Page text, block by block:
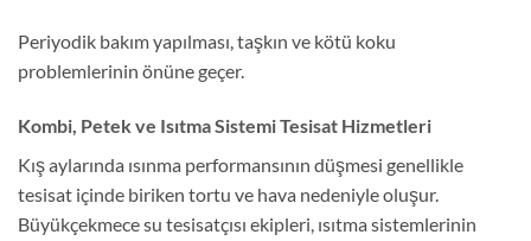
Periyodik bakım yapılması, taşkın ve kötü koku
problemlerinin önüne geçer.
Kombi, Petek ve Isıtma Sistemi Tesisat Hizmetleri
Kış aylarında ısınma performansının düşmesi genellikle
tesisat içinde biriken tortu ve hava nedeniyle oluşur.
Büyükçekmece su tesisatçısı ekipleri, ısıtma sistemlerinin